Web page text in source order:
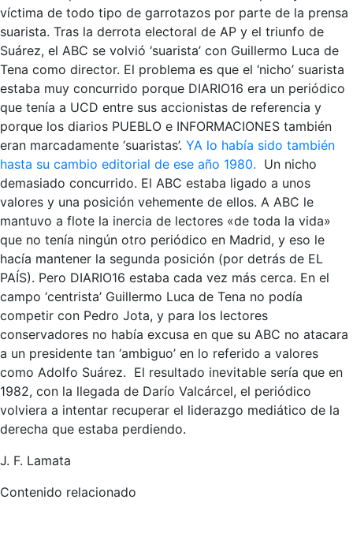
víctima de todo tipo de garrotazos por parte de la prensa
suarista. Tras la derrota electoral de AP y el triunfo de
Suárez, el ABC se volvió ‘suarista’ con Guillermo Luca de
Tena como director. El problema es que el ‘nicho’ suarista
estaba muy concurrido porque DIARIO16 era un periódico
que tenía a UCD entre sus accionistas de referencia y
porque los diarios PUEBLO e INFORMACIONES también
eran marcadamente ‘suaristas’. YA lo había sido también
hasta su cambio editorial de ese año 1980. Un nicho
demasiado concurrido. El ABC estaba ligado a unos
valores y una posición vehemente de ellos. A ABC le
mantuvo a flote la inercia de lectores «de toda la vida»
que no tenía ningún otro periódico en Madrid, y eso le
hacía mantener la segunda posición (por detrás de EL
PAÍS). Pero DIARIO16 estaba cada vez más cerca. En el
campo ‘centrista’ Guillermo Luca de Tena no podía
competir con Pedro Jota, y para los lectores
conservadores no había excusa en que su ABC no atacara
a un presidente tan ‘ambiguo’ en lo referido a valores
como Adolfo Suárez. El resultado inevitable sería que en
1982, con la llegada de Darío Valcárcel, el periódico
volviera a intentar recuperar el liderazgo mediático de la
derecha que estaba perdiendo.
J. F. Lamata
Contenido relacionado